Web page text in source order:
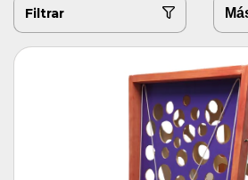
Filtrar